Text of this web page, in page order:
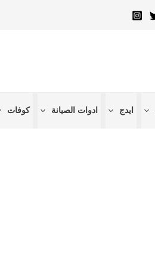
ايدج ادوات الصيانة كوفات